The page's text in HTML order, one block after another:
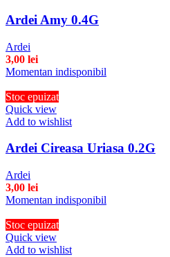
Ardei Amy 0.4G
Ardei
3,00 lei
Momentan indisponibil
Stoc epuizat
Quick view
Add to wishlist
Ardei Cireasa Uriasa 0.2G
Ardei
3,00 lei
Momentan indisponibil
Stoc epuizat
Quick view
Add to wishlist